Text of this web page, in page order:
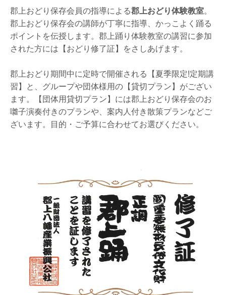
郡上おどり保存会員の指導による郡上おどり体験教室。
郡上おどり保存会の講師が丁寧に指導、かっこよく踊る
ポイントを伝授します。郡上踊り体験教室の講習に参加
された方には【おどり修了証】をさしあげます。
郡上おどり期間中に定時で開催される【夏季限定!定期講
習】と、グループや団体様用の【貸切プラン】がござい
ます。【団体用貸切プラン】には郡上おどり保存会のお
囃子演奏付きのプランや、案内人付き散策プランなどご
ざいます。目的・ご予算に合わせてお選びください。